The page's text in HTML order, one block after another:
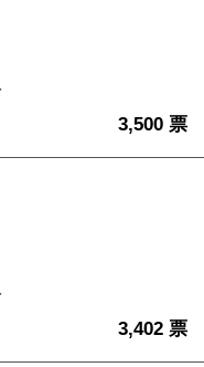
3,500 票
3,402 票